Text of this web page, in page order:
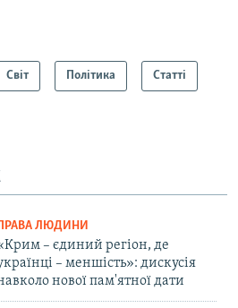
Світ Політика Статті
ЛЮДИНИ
– єдиний регіон, де
– меншість»: дискусія
нової пам'ятної дати